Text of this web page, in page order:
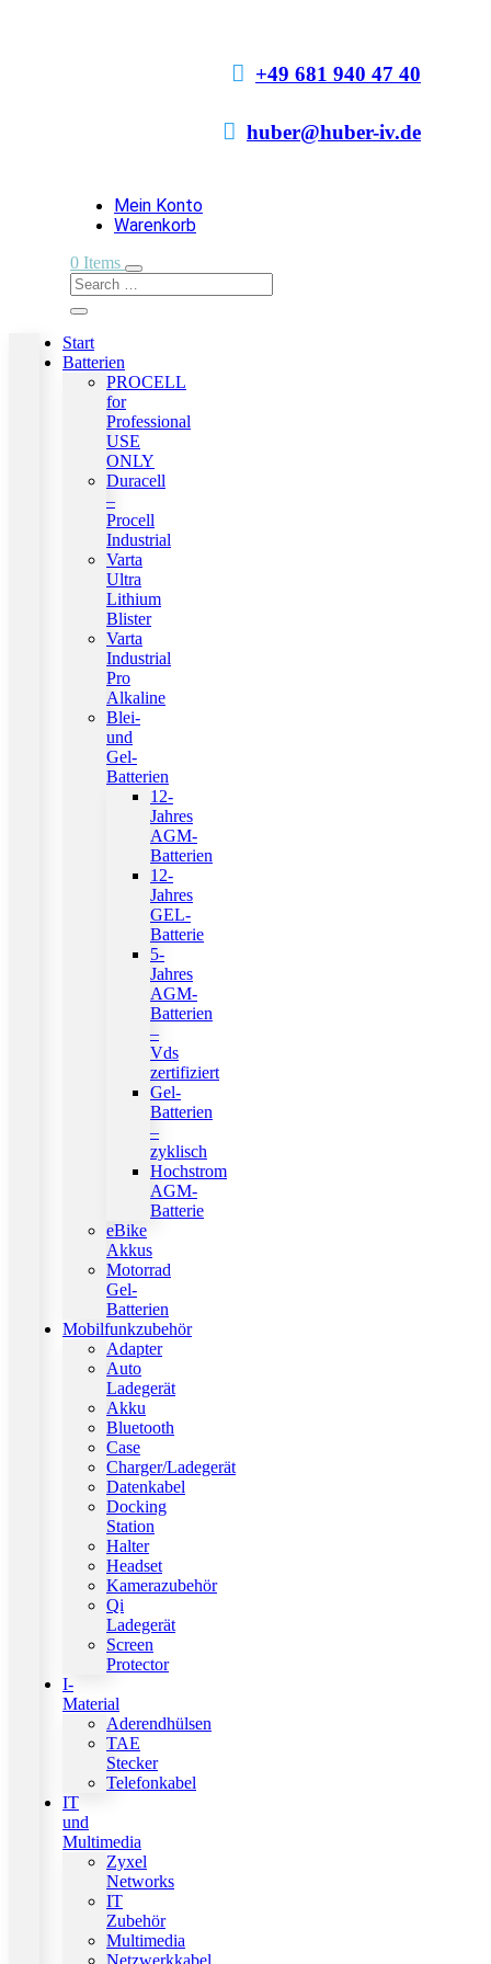
 +49 681 940 47 40
 huber@huber-iv.de
Mein Konto
Warenkorb
0 Items
Start
Batterien
PROCELL
for
Professional
USE
ONLY
Duracell
–
Procell
Industrial
Varta
Ultra
Lithium
Blister
Varta
Industrial
Pro
Alkaline
Blei-
und
Gel-
Batterien
12-
Jahres
AGM-
Batterien
12-
Jahres
GEL-
Batterie
5-
Jahres
AGM-
Batterien
–
Vds
zertifiziert
Gel-
Batterien
–
zyklisch
Hochstrom
AGM-
Batterie
eBike
Akkus
Motorrad
Gel-
Batterien
Mobilfunkzubehör
Adapter
Auto
Ladegerät
Akku
Bluetooth
Case
Charger/Ladegerät
Datenkabel
Docking
Station
Halter
Headset
Kamerazubehör
Qi
Ladegerät
Screen
Protector
I-
Material
Aderendhülsen
TAE
Stecker
Telefonkabel
IT
und
Multimedia
Zyxel
Networks
IT
Zubehör
Multimedia
Netzwerkkabel